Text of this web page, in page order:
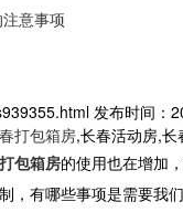
意事项
发布时间：
打包箱房,长春活动房,长
包箱房的使用也在增加
，有哪些事项是需要我